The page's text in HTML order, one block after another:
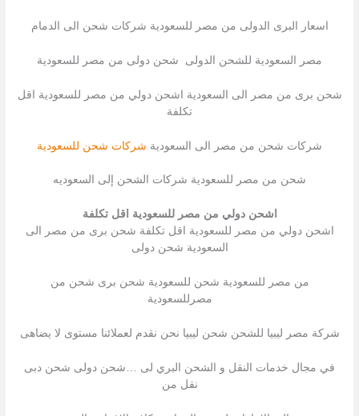
اسعار البرى الدولى من مصر للسعودية شركات شحن الى الدمام
مصر السعودية للشحن الدولى شحن دولى من مصر للسعودية
شحن برى من مصر الى السعودية اشحن دولي من مصر للسعودية اقل
تكلفة
شركات شحن من مصر الى السعودية شركات شحن للسعودية
شحن من مصر للسعودية شركات الشحن إلى السعوديه
اشحن دولي من مصر للسعودية اقل تكلفة
اشحن دولي من مصر للسعودية اقل تكلفة شحن برى من مصر الى
السعودية شحن دولى
من مصر للسعودية شحن للسعودية شحن برى شحن من
مصرللسعودية
شركة مصر ليبيا للشحن شحن ليبيا نحن نقدم لعملائنا مستوى لا يضاهى
في مجال خدمات النقل و الشحن البري لى …شحن دولى شحن دبى
نقل من